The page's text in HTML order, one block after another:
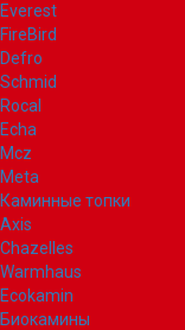
Everest
FireBird
Defro
Schmid
Rocal
Echa
Mcz
Meta
Каминные топки
Axis
Chazelles
Warmhaus
Ecokamin
Биокамины